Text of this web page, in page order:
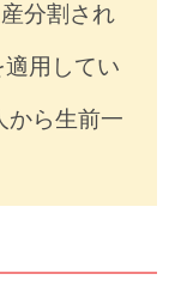
分割され
適用してい
から生前一